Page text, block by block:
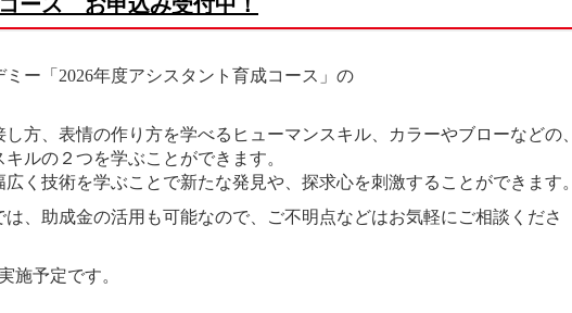
ー「2026年度アシスタント育成コース」の
方、表情の作り方を学べるヒューマンスキル、カラーやブローなどの、
ルの２つを学ぶことができます。
く技術を学ぶことで新たな発見や、探求心を刺激することができます。
、助成金の活用も可能なので、ご不明点などはお気軽にご相談くださ
施予定です。